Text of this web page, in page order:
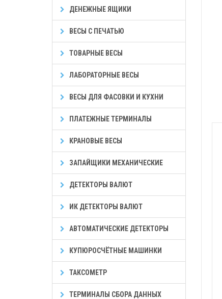
ДЕНЕЖНЫЕ ЯЩИКИ
ВЕСЫ С ПЕЧАТЬЮ
ТОВАРНЫЕ ВЕСЫ
ЛАБОРАТОРНЫЕ ВЕСЫ
ВЕСЫ ДЛЯ ФАСОВКИ И КУХНИ
ПЛАТЕЖНЫЕ ТЕРМИНАЛЫ
КРАНОВЫЕ ВЕСЫ
ЗАПАЙЩИКИ МЕХАНИЧЕСКИЕ
ДЕТЕКТОРЫ ВАЛЮТ
ИК ДЕТЕКТОРЫ ВАЛЮТ
АВТОМАТИЧЕСКИЕ ДЕТЕКТОРЫ
КУПЮРОСЧЁТНЫЕ МАШИНКИ
ТАКСОМЕТР
ТЕРМИНАЛЫ СБОРА ДАННЫХ